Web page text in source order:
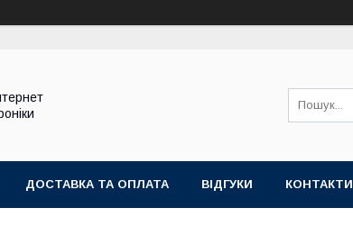
ДОСТАВКА ТА ОПЛАТА ВІДГУКИ КОНТАКТИ